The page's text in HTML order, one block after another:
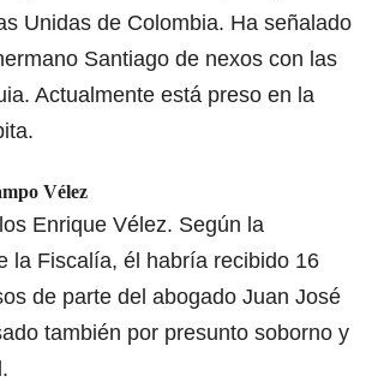
Unidas de Colombia. Ha señalado
Santiago de nexos con las
Actualmente está preso en la
Vélez
Enrique Vélez. Según la
la Fiscalía, él habría recibido 16
de parte del abogado Juan José
también por presunto soborno y